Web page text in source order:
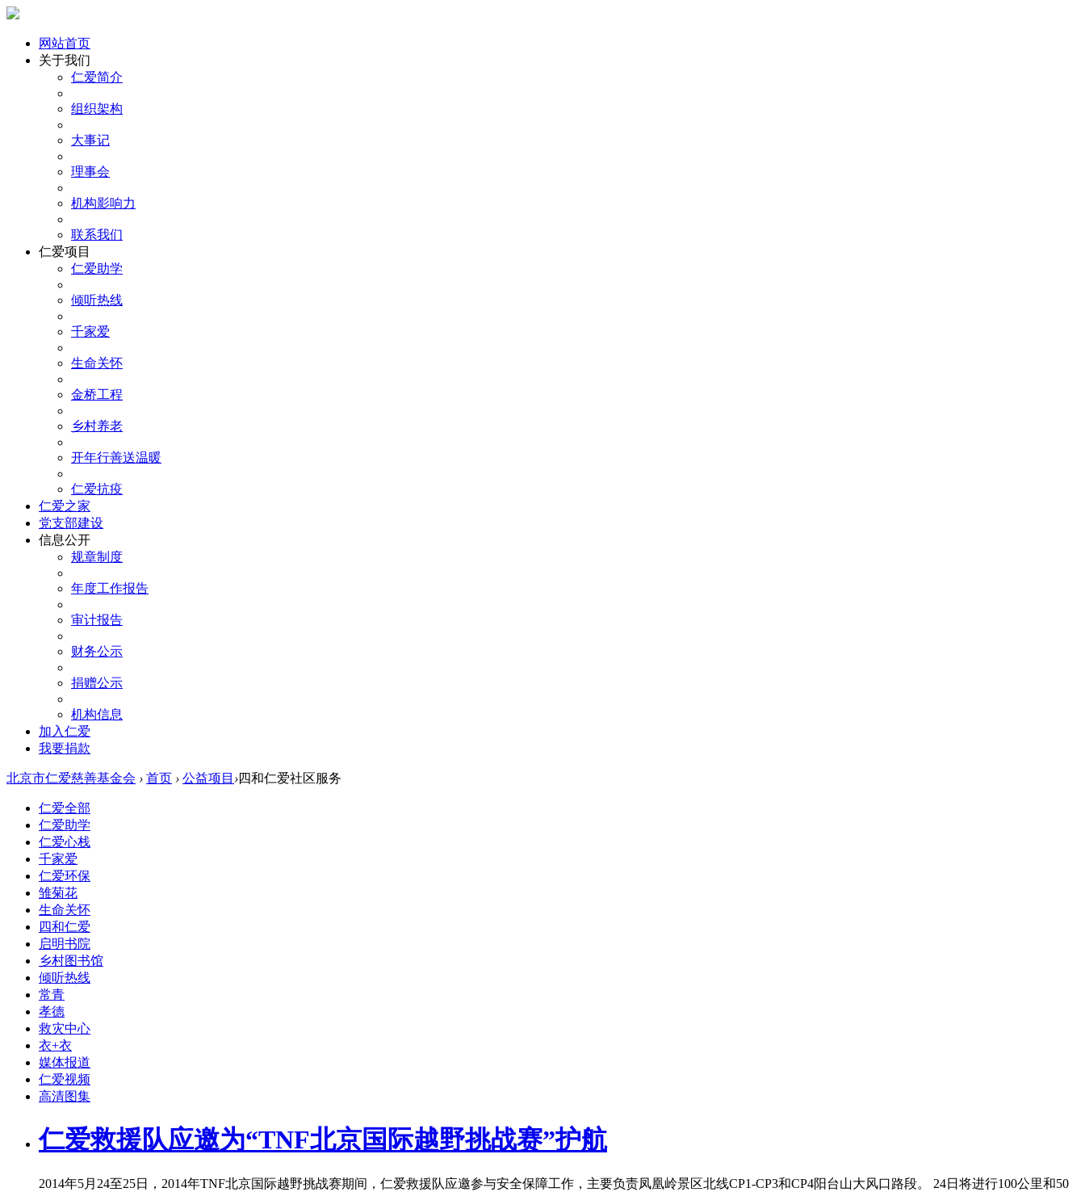
网站首页
关于我们
仁爱简介
组织架构
大事记
理事会
机构影响力
联系我们
仁爱项目
仁爱助学
倾听热线
千家爱
生命关怀
金桥工程
乡村养老
开年行善送温暖
仁爱抗疫
仁爱之家
党支部建设
信息公开
规章制度
年度工作报告
审计报告
财务公示
捐赠公示
机构信息
加入仁爱
我要捐款
北京市仁爱慈善基金会 › 首页 › 公益项目 ›四和仁爱社区服务
仁爱全部
仁爱助学
仁爱心栈
千家爱
仁爱环保
雏菊花
生命关怀
四和仁爱
启明书院
乡村图书馆
倾听热线
常青
孝德
救灾中心
衣+衣
媒体报道
仁爱视频
高清图集
仁爱救援队应邀为“TNF北京国际越野挑战赛”护航
2014年5月24至25日，2014年TNF北京国际越野挑战赛期间，仁爱救援队应邀参与安全保障工作，主要负责凤凰岭景区北线CP1-CP3和CP4阳台山大风口路段。 24日将进行100公里和50